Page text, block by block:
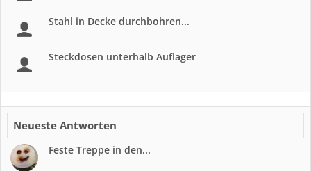
Stahl in Decke durchbohren...
Steckdosen unterhalb Auflager
Neueste Antworten
Feste Treppe in den...